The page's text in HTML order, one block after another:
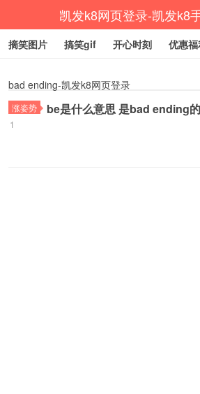
凯发k8网页登录-凯发k8
摘笑图片 搞笑gif 开心时刻 优惠
bad ending-凯发k8网页登录
涨姿势 be是什么意思 是bad ending
1